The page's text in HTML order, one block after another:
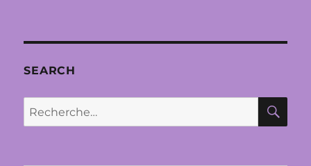
SEARCH
Recherche
pour :